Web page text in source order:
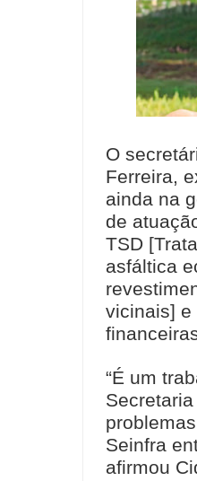
O
Ferreira,
ainda na
de
TSD
asfáltica
vicinais] e
“É um
Seinfra
afirmou